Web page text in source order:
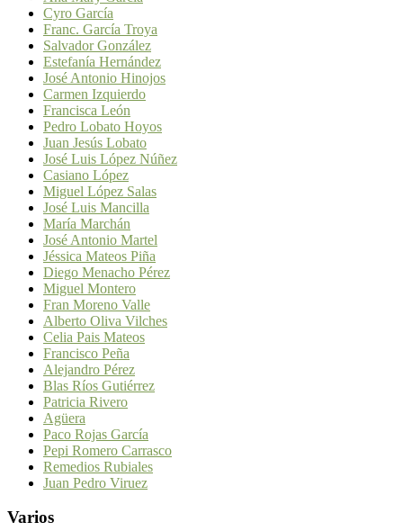
Cyro García
Franc. García Troya
Salvador González
Estefanía Hernández
José Antonio Hinojos
Carmen Izquierdo
Francisca León
Pedro Lobato Hoyos
Juan Jesús Lobato
José Luis López Núñez
Casiano López
Miguel López Salas
José Luis Mancilla
María Marchán
José Antonio Martel
Jéssica Mateos Piña
Diego Menacho Pérez
Miguel Montero
Fran Moreno Valle
Alberto Oliva Vilches
Celia Pais Mateos
Francisco Peña
Alejandro Pérez
Blas Ríos Gutiérrez
Patricia Rivero
Agüera
Paco Rojas García
Pepi Romero Carrasco
Remedios Rubiales
Juan Pedro Viruez
Varios